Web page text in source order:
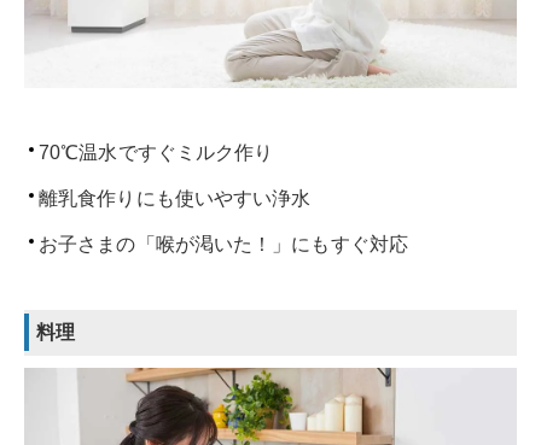
70℃温水ですぐミルク作り
離乳食作りにも使いやすい浄水
お子さまの「喉が渇いた！」にもすぐ対応
料理